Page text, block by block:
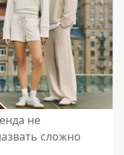
не
сложно